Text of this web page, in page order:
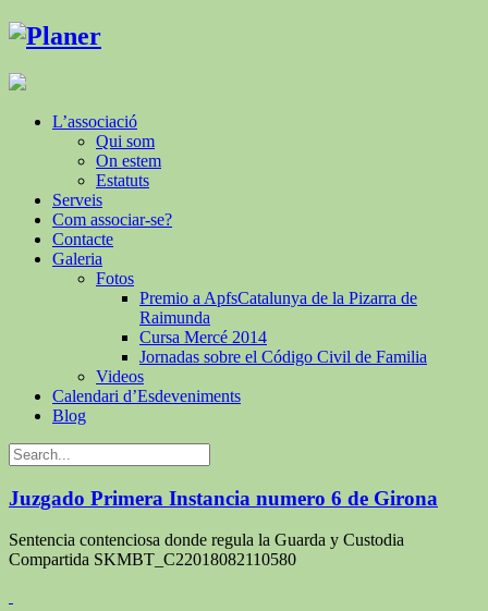
L’associació
Qui som
On estem
Estatuts
Serveis
Com associar-se?
Contacte
Galeria
Fotos
Premio a ApfsCatalunya de la Pizarra de
Raimunda
Cursa Mercé 2014
Jornadas sobre el Código Civil de Familia
Videos
Calendari d’Esdeveniments
Blog
Juzgado Primera Instancia numero 6 de Girona
Sentencia contenciosa donde regula la Guarda y Custodia
Compartida SKMBT_C22018082110580